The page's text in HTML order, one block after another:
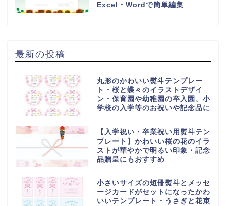
Excel・Wordで簡単編集
最新の投稿
丸形のかわいい熨斗テンプレー
ト・桜と蝶々のイラストデザイ
ン・保育園や幼稚園の卒入園、小
学校の入学等のお祝いや記念品に
【入学祝い・卒業祝い用熨斗テン
プレート】かわいい桜の花のイラ
ストが華やかで明るい印象・記念
品贈呈にもおすすめ
小さいサイズの短冊熨斗とメッセ
ージカードがセットになったかわ
いいテンプレート・うさぎと花束